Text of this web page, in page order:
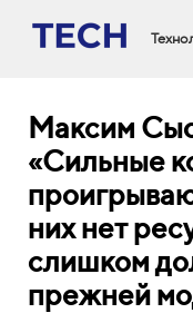
Максим
«Сильные
них нет
слишком
прежней